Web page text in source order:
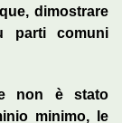
dimostrare
parti comuni
non è stato
minimo, le